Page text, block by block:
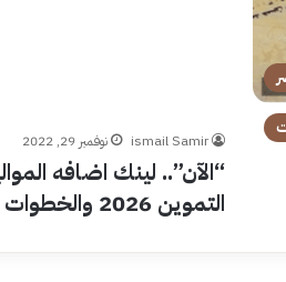
ismail Samir نوفمبر 29, 2022
“الآن”.. لينك اضافه
التموين 2026 والخطوات